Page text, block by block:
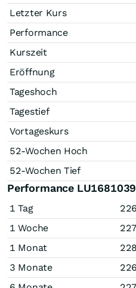
Letzter Kurs
Performance
Kurszeit
Eröffnung
Tageshoch
Tagestief
Vortageskurs
52-Wochen Hoch
52-Wochen Tief
Performance
1 Tag
1 Woche
1 Monat
3 Monate